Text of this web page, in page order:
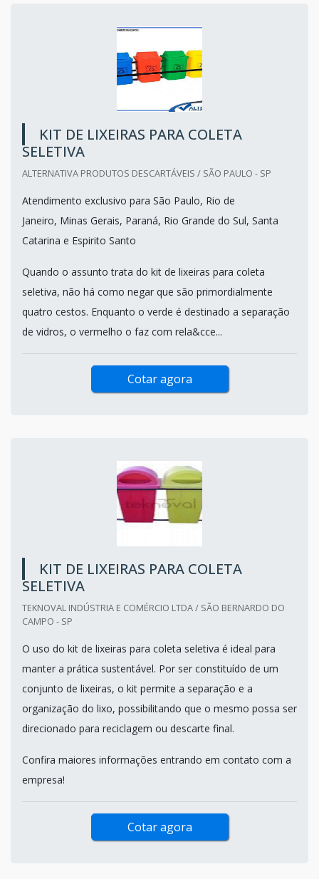
KIT DE LIXEIRAS PARA COLETA
SELETIVA
ALTERNATIVA PRODUTOS DESCARTÁVEIS / SÃO PAULO - SP
Atendimento exclusivo para São Paulo, Rio de
Janeiro, Minas Gerais, Paraná, Rio Grande do Sul, Santa
Catarina e Espirito Santo
Quando o assunto trata do kit de lixeiras para coleta
seletiva, não há como negar que são primordialmente
quatro cestos. Enquanto o verde é destinado a separação
de vidros, o vermelho o faz com rela&cce...
Cotar agora
KIT DE LIXEIRAS PARA COLETA
SELETIVA
TEKNOVAL INDÚSTRIA E COMÉRCIO LTDA / SÃO BERNARDO DO
CAMPO - SP
O uso do kit de lixeiras para coleta seletiva é ideal para
manter a prática sustentável. Por ser constituído de um
conjunto de lixeiras, o kit permite a separação e a
organização do lixo, possibilitando que o mesmo possa ser
direcionado para reciclagem ou descarte final.
Confira maiores informações entrando em contato com a
empresa!
Cotar agora